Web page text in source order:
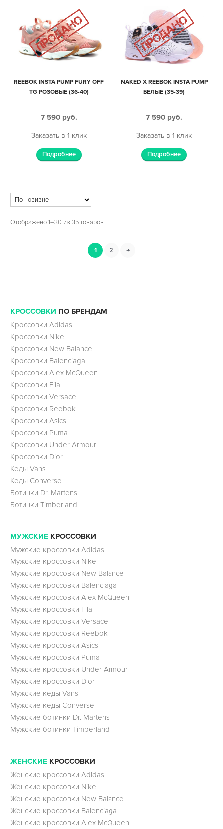
REEBOK INSTA PUMP FURY OFF
TG РОЗОВЫЕ (36-40)
7 590 руб.
Заказать в 1 клик
Подробнее
NAKED X REEBOK INSTA PUMP
БЕЛЫЕ (35-39)
7 590 руб.
Заказать в 1 клик
Подробнее
Отображено 1–30 из 35 товаров
1 2 →
КРОССОВКИ ПО БРЕНДАМ
Кроссовки Adidas
Кроссовки Nike
Кроссовки New Balance
Кроссовки Balenciaga
Кроссовки Alex McQueen
Кроссовки Fila
Кроссовки Versace
Кроссовки Reebok
Кроссовки Asics
Кроссовки Puma
Кроссовки Under Armour
Кроссовки Dior
Кеды Vans
Кеды Converse
Ботинки Dr. Martens
Ботинки Timberland
МУЖСКИЕ КРОССОВКИ
Мужские кроссовки Adidas
Мужские кроссовки Nike
Мужские кроссовки New Balance
Мужские кроссовки Balenciaga
Мужские кроссовки Alex McQueen
Мужские кроссовки Fila
Мужские кроссовки Versace
Мужские кроссовки Reebok
Мужские кроссовки Asics
Мужские кроссовки Puma
Мужские кроссовки Under Armour
Мужские кроссовки Dior
Мужские кеды Vans
Мужские кеды Converse
Мужские ботинки Dr. Martens
Мужские ботинки Timberland
ЖЕНСКИЕ КРОССОВКИ
Женские кроссовки Adidas
Женские кроссовки Nike
Женские кроссовки New Balance
Женские кроссовки Balenciaga
Женские кроссовки Alex McQueen